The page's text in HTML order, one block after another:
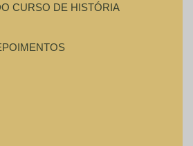
CURSO DE HISTÓRIA